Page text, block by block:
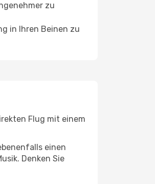
zu
in Ihren Beinen zu
Flug mit einem
einen
Denken Sie